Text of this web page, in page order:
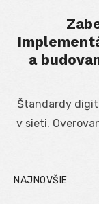
a
Štandardy
v sieti.
NAJNOVŠIE